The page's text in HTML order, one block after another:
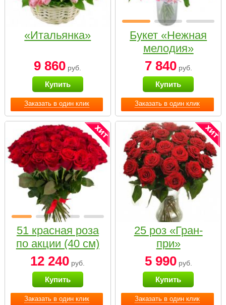
Заказать в один клик
«Итальянка»
9 860 руб.
Купить
Заказать в один клик
Букет «Нежная
мелодия»
7 840руб.
Купить
Заказать в один клик
51 красная роза
по акции (40 см)
12 240 руб.
Купить
Заказать в один клик
25 роз «Гран-
при»
5 990руб.
Купить